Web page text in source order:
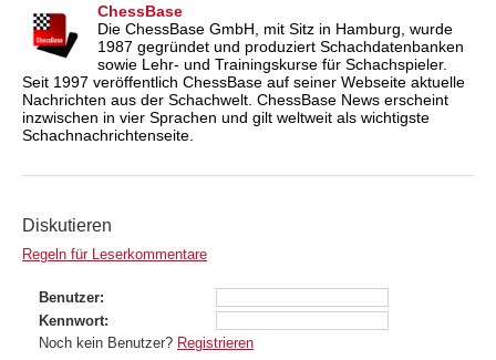
ChessBase
Die ChessBase GmbH, mit Sitz in Hamburg, wurde
1987 gegründet und produziert Schachdatenbanken
sowie Lehr- und Trainingskurse für Schachspieler.
Seit 1997 veröffentlich ChessBase auf seiner Webseite aktuelle
Nachrichten aus der Schachwelt. ChessBase News erscheint
inzwischen in vier Sprachen und gilt weltweit als wichtigste
Schachnachrichtenseite.
Diskutieren
Regeln für Leserkommentare
Benutzer
Kennwort
Noch kein Benutzer? Registrieren